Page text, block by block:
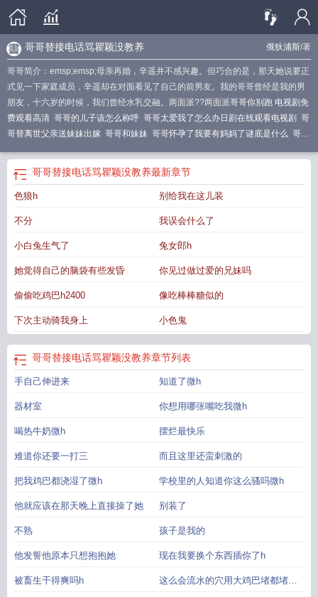
俄狄浦斯/著
哥哥替接电话骂瞿颖没教养
哥哥简介：emsp;emsp;母亲再婚，辛遥并不感兴趣。但巧合的是，那天她说要正
式见一下家庭成员，辛遥却在对面看见了自己的前男友。我的哥哥曾经是我的男
朋友，十六岁的时候，我们曾经水乳交融。两面派??两面派哥哥你别跑 电视剧免
费观看高清 哥哥的儿子该怎么称呼 哥哥太爱我了怎么办日剧在线观看电视剧 哥
哥替离世父亲送妹妹出嫁 哥哥和妹妹 哥哥怀孕了我要有妈妈了谜底是什么 哥哥
哥哥妹妹 哥哥的诱惑 哥哥的老婆怎么称呼
哥的女儿是侄女还是外甥
呼哥哥的日语
哥哥替接电话骂瞿颖没教养最新章节
色狼h 别给我在这儿装
不分 我误会什么了
小白兔生气了 兔女郎h
她觉得自己的脑袋有些发昏 你见过做过爱的兄妹吗
偷偷吃鸡巴h2400 像吃棒棒糖似的
下次主动骑我身上 小色鬼
哥哥替接电话骂瞿颖没教养章节列表
手自己伸进来 知道了微h
器材室 你想用哪张嘴吃我微h
喝热牛奶微h 摆烂最快乐
难道你还要一打三 而且这里还蛮刺激的
把我鸡巴都浇湿了微h 学校里的人知道你这么骚吗微h
他就应该在那天晚上直接操了她 别装了
不熟 孩子是我的
他发誓他原本只想抱抱她 现在我要换个东西插你了h
被畜生干得爽吗h 这么会流水的穴用大鸡巴堵都堵不